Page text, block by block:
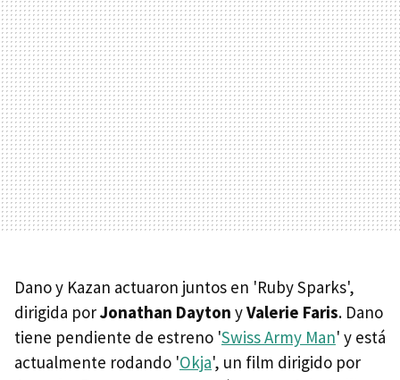
Dano y Kazan actuaron juntos en 'Ruby Sparks',
dirigida porJonathan Dayton yValerie Faris. Dano
tiene pendiente de estreno 'Swiss Army Man' y está
actualmente rodando 'Okja', un film dirigido por